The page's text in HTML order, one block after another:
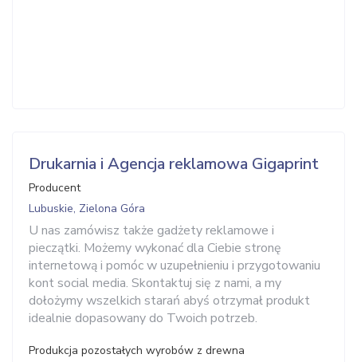
Drukarnia i Agencja reklamowa Gigaprint
Producent
Lubuskie, Zielona Góra
U nas zamówisz także gadżety reklamowe i
pieczątki. Możemy wykonać dla Ciebie stronę
internetową i pomóc w uzupełnieniu i przygotowaniu
kont social media. Skontaktuj się z nami, a my
dołożymy wszelkich starań abyś otrzymał produkt
idealnie dopasowany do Twoich potrzeb.
Produkcja pozostałych wyrobów z drewna